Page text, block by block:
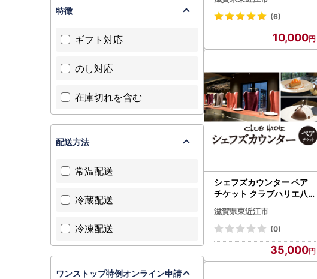
お問い合わせ先までメ
■ オンライン・ワンス
東近江市では、寄附者
不要になり、非常にス
その他の機能： 寄附の
【自治体マイページ】
※従来通り「紙の書類
■ お問い合わせ先
現在、メールでのお問
順次対応しております
【寄附申込・返礼品・
ント
(6)
10,000
シェフズカウンター ペア
チケット クラブハリエ八
日市の杜 滋賀県 東近江市
C-E20 デザート デセール
パティシエ スイーツ チケ
ット 体験 ギフト
滋賀県東近江市
(0)
35,000
特徴
ギフト対応
のし対応
在庫切れを含む
配送方法
常温配送
冷蔵配送
冷凍配送
ワンストップ特例オンライン申請